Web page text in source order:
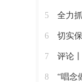
5 全力抓项
6 切实
7 评论丨聚
8 “唱念